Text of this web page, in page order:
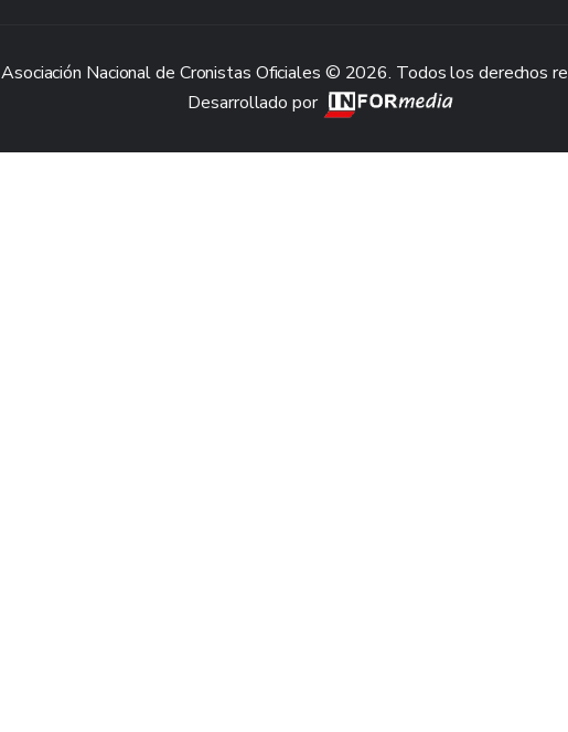
Asociación Nacional de Cronistas Oficiales © 2026. Todos los derechos
Desarrollado por